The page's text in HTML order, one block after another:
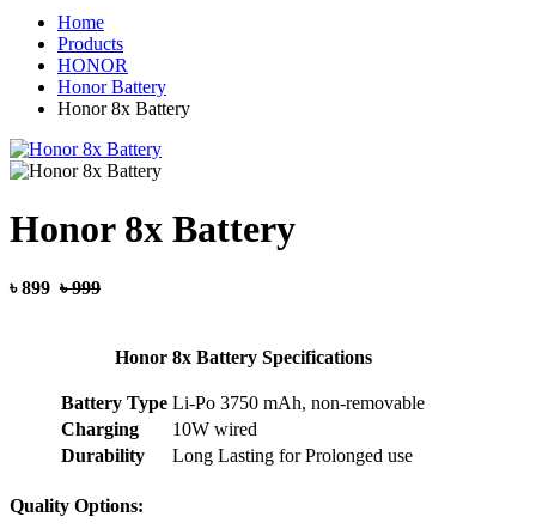
Home
Products
HONOR
Honor Battery
Honor 8x Battery
Honor 8x Battery
৳ 899 ৳ 999
Honor 8x Battery Specifications
Battery Type Li-Po 3750 mAh, non-removable
Charging
10W wired
Durability
Long Lasting for Prolonged use
Quality Options: